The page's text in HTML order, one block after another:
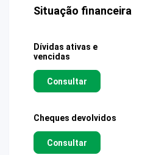
Situação financeira
Dívidas ativas e
vencidas
Consultar
Cheques devolvidos
Consultar